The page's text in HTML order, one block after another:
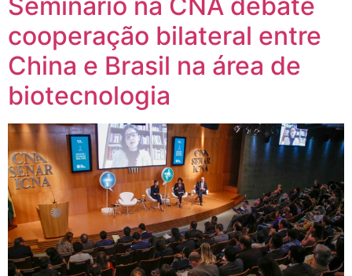
Seminário na CNA debate
cooperação bilateral entre
China e Brasil na área de
biotecnologia